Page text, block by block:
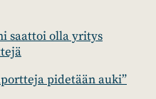
saattoi olla yritys
pidetään auki”